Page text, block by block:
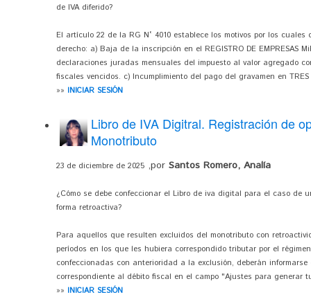
de IVA diferido?
El artículo 22 de la RG N° 4010 establece los motivos por los
derecho: a) Baja de la inscripción en el REGISTRO DE EMPRESAS
declaraciones juradas mensuales del impuesto al valor agregado
fiscales vencidos. c) Incumplimiento del pago del gravamen en TRES
»» INICIAR SESIÓN
Libro de IVA Digitral. Registración de
Monotributo
23 de diciembre de 2025 ,por Santos Romero, Analía
¿Cómo se debe confeccionar el Libro de iva digital para el caso de
forma retroactiva?
Para aquellos que resulten excluidos del monotributo con
períodos en los que les hubiera correspondido tributar por el
confeccionadas con anterioridad a la exclusión, deberán
correspondiente al débito fiscal en el campo "Ajustes para generar
»» INICIAR SESIÓN